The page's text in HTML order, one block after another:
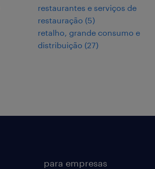
restaurantes e serviços de
restauração (5)
retalho, grande consumo e
distribuição (27)
para empresas